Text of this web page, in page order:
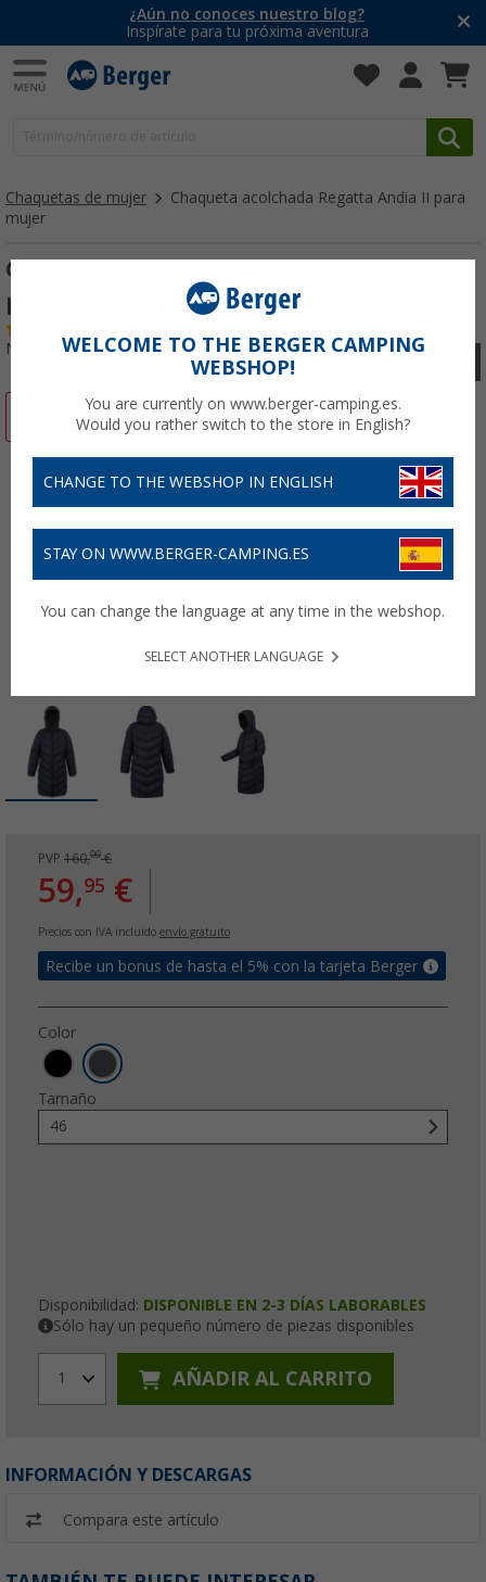
¿Aún no conoces nuestro blog?
Inspírate para tu próxima aventura
Chaquetas de mujer
Chaqueta acolchada Regatta Andia II para
mujer
Chaqueta acolchada Regatta Andia II
para mujer
Nº de artículo 68364946
-62%
PVP 160,00€
59,95 €
Precios con IVA incluido envío gratuito
Recibe un bonus de hasta el 5% con la tarjeta Berger
Color
Tamaño
46
Disponibilidad: DISPONIBLE EN 2-3 DÍAS LABORABLES
Sólo hay un pequeño número de piezas disponibles
1 AÑADIR AL CARRITO
INFORMACIÓN Y DESCARGAS
Compara este artículo
WELCOME TO THE BERGER CAMPING
WEBSHOP!
You are currently on www.berger-camping.es.
Would you rather switch to the store in English?
CHANGE TO THE WEBSHOP IN ENGLISH
STAY ON WWW.BERGER-CAMPING.ES
You can change the language at any time in the webshop.
SELECT ANOTHER LANGUAGE